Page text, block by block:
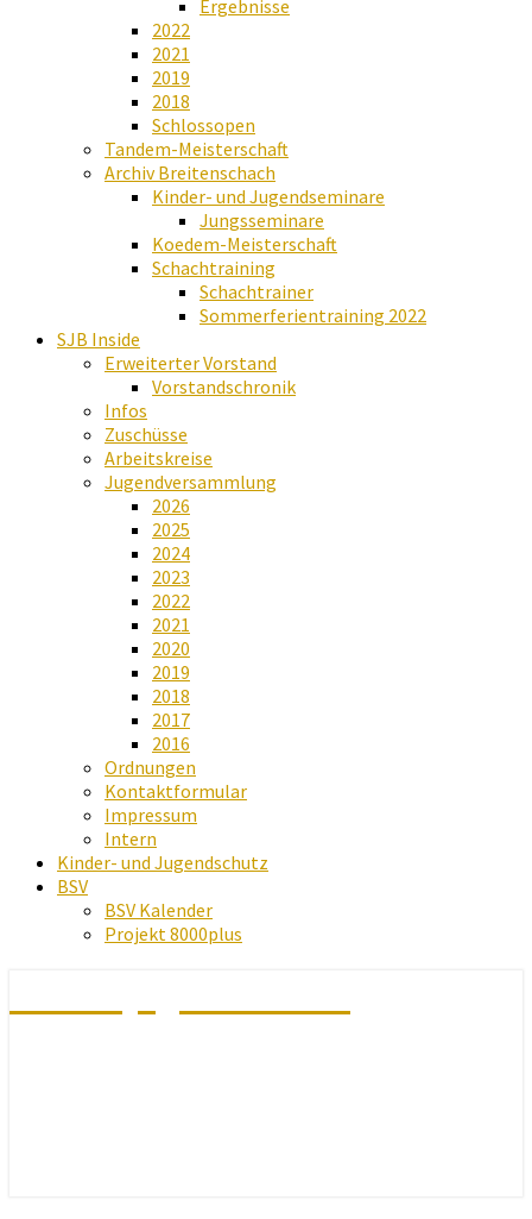
Ergebnisse
2022
2021
2019
2018
Schlossopen
Tandem-Meisterschaft
Archiv Breitenschach
Kinder- und Jugendseminare
Jungsseminare
Koedem-Meisterschaft
Schachtraining
Schachtrainer
Sommerferientraining 2022
SJB Inside
Erweiterter Vorstand
Vorstandschronik
Infos
Zuschüsse
Arbeitskreise
Jugendversammlung
2026
2025
2024
2023
2022
2021
2020
2019
2018
2017
2016
Ordnungen
Kontaktformular
Impressum
Intern
Kinder- und Jugendschutz
BSV
BSV Kalender
Projekt 8000plus